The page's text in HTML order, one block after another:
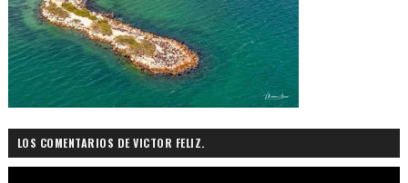
LOS COMENTARIOS DE VICTOR FELIZ.